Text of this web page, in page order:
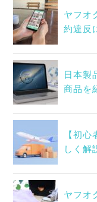
ヤフオ
約違反
日本製
商品を
【初
しく解
ヤフオ